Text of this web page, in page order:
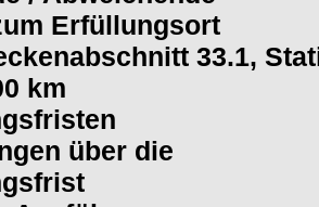
Erfüllungsort
33.1,
km
über die